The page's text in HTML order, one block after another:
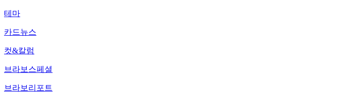
테마
카드뉴스
컷&칼럼
브라보스페셜
브라보리포트